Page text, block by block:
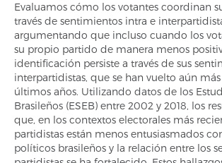
Evaluamos cómo los votantes coordinan
través de sentimientos intra e
argumentando que incluso cuando los
su propio partido de manera menos
identificación persiste a través de sus
interpartidistas, que se han vuelto aún
últimos años. Utilizando datos de los
Brasileños (ESEB) entre 2002 y 2018, los
que, en los contextos electorales más
partidistas están menos entusiasmados
políticos brasileños y la relación entre los